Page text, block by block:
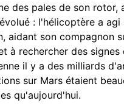
des pales de son rotor,
: l'hélicoptère a agi
aidant son compagnon
à rechercher des signes
il y a des milliards
sur Mars étaient
qu'aujourd'hui.